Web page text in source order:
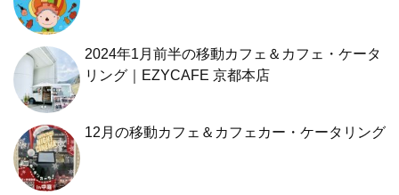
2024年1月前半の移動カフェ＆カフェ・ケータ
リング｜EZYCAFE 京都本店
12月の移動カフェ＆カフェカー・ケータリング